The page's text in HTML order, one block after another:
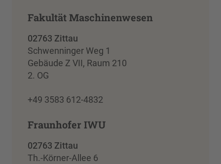
Fakultät Maschinenwesen
02763 Zittau
Schwenninger Weg 1
Gebäude Z VII, Raum 210
2. OG
+49 3583 612-4832
Fraunhofer IWU
02763 Zittau
Th.-Körner-Allee 6